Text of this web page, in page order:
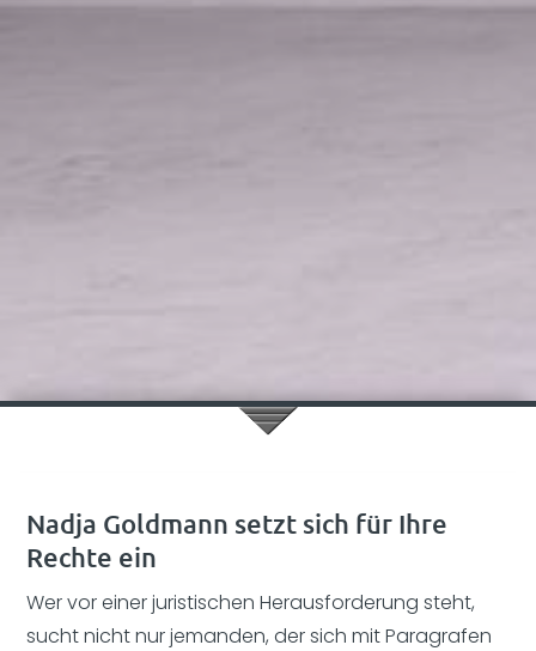
Nadja Goldmann setzt sich für Ihre
Rechte ein
Wer vor einer juristischen Herausforderung steht,
sucht nicht nur jemanden, der sich mit Paragrafen